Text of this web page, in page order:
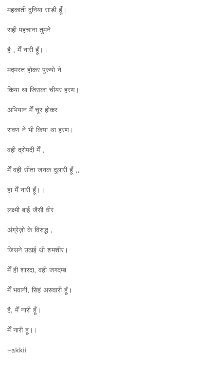
महकाती दुनिया साड़ी हूँ।
सही पहचाना तुमने
है , मेँ नारी हूँ।।
मदमस्त होकर पुरुषो ने
किया था जिसका चीयर हरण।
अभियान मेँ चूर होकर
रावण ने भी किया था हरण।
वही द्रोपदी मेँ ,
मेँ वही सीता जनक दुलारी हूँ ,,
हा मेँ नारी हूँ।।
लक्ष्मी बाई जैसी वीर
अंग्रेज़ो के विरुद्ध ,
जिसने उठाई थी शमशीर।
मेँ ही शारदा, वही जगदम्ब
मेँ भवानी, सिहं असवारी हूँ।
है, मेँ नारी हूँ।
मेँ नारी हू।।
~akkii